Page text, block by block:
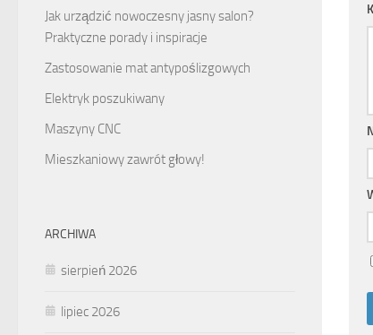
Jak urządzić nowoczesny jasny salon?
Praktyczne porady i inspiracje
Zastosowanie mat antypoślizgowych
Elektryk poszukiwany
Maszyny CNC
Mieszkaniowy zawrót głowy!
ARCHIWA
sierpień 2026
lipiec 2026